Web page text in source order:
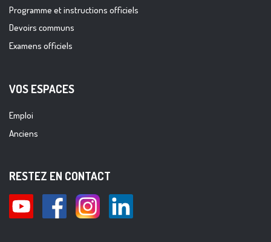
Programme et instructions officiels
Devoirs communs
Examens officiels
VOS ESPACES
Emploi
Anciens
RESTEZ EN CONTACT